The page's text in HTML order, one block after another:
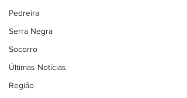
Pedreira
Serra Negra
Socorro
Últimas Notícias
Região